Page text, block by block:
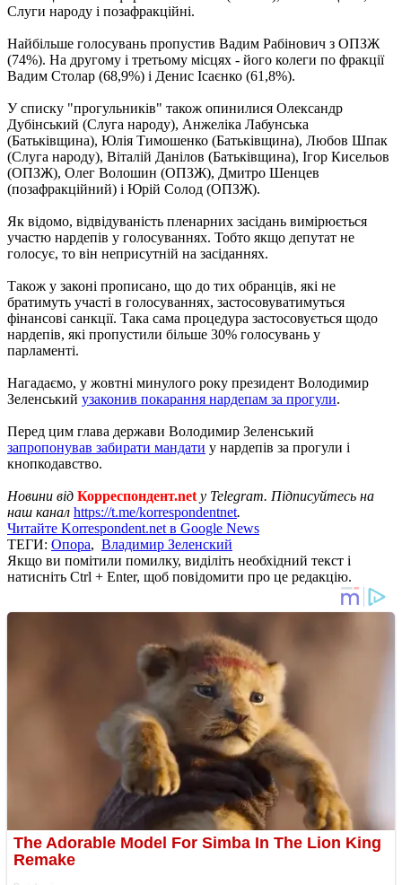
Слуги народу і позафракційні.
Найбільше голосувань пропустив Вадим Рабінович з ОПЗЖ
(74%). На другому і третьому місцях - його колеги по фракції
Вадим Столар (68,9%) і Денис Ісаєнко (61,8%).
У списку "прогульників" також опинилися Олександр
Дубінський (Слуга народу), Анжеліка Лабунська
(Батьківщина), Юлія Тимошенко (Батьківщина), Любов Шпак
(Слуга народу), Віталій Данілов (Батьківщина), Ігор Кисельов
(ОПЗЖ), Олег Волошин (ОПЗЖ), Дмитро Шенцев
(позафракційний) і Юрій Солод (ОПЗЖ).
Як відомо, відвідуваність пленарних засідань вимірюється
участю нардепів у голосуваннях. Тобто якщо депутат не
голосує, то він неприсутній на засіданнях.
Також у законі прописано, що до тих обранців, які не
братимуть участі в голосуваннях, застосовуватимуться
фінансові санкції. Така сама процедура застосовується щодо
нардепів, які пропустили більше 30% голосувань у
парламенті.
Нагадаємо, у жовтні минулого року президент Володимир
Зеленський узаконив покарання нардепам за прогули.
Перед цим глава держави Володимир Зеленський
запропонував забирати мандати у нардепів за прогули і
кнопкодавство.
Новини від Корреспондент.net у Telegram. Підписуйтесь на
наш канал https://t.me/korrespondentnet.
Читайте Korrespondent.net в Google News
ТЕГИ: Опора, Владимир Зеленский
Якщо ви помітили помилку, виділіть необхідний текст і
натисніть Ctrl + Enter, щоб повідомити про це редакцію.